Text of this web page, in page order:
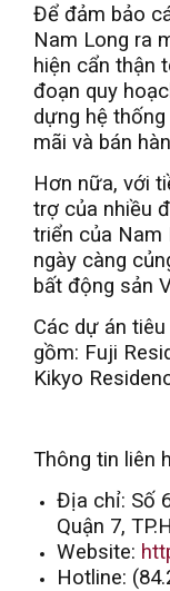
Để đảm bảo
Nam Long ra
hiện cẩn thận
đoạn quy
dựng hệ
mãi và bán
Hơn nữa, với
trợ của nhiều
triển của Nam
ngày càng
bất động sản
Các dự án
gồm: Fuji
Kikyo
Thông tin liên
Địa chỉ: Số
Quận 7,
Website:
Hotline: